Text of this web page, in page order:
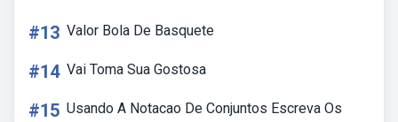
#13 Valor Bola De Basquete
#14 Vai Toma Sua Gostosa
#15 Usando A Notacao De Conjuntos Escreva Os